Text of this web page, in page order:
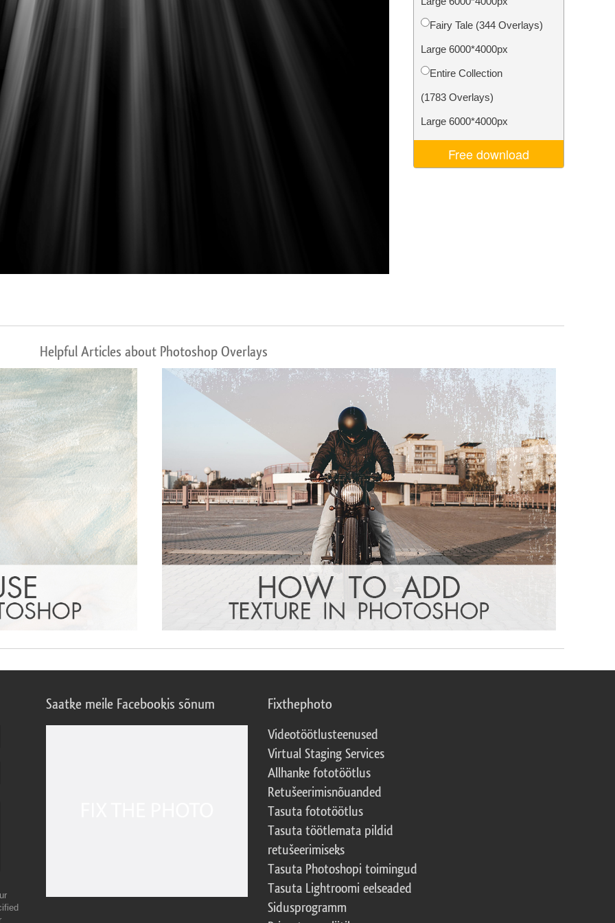
fototöötlus
Fairy Tale (344 Overlays)
Large 6000*4000px
Entire Collection
(1783 Overlays)
Large 6000*4000px
Free download
Helpful Articles about Photoshop Overlays
Saatke meile Facebookis sõnum Fixthephoto
Videotöötlusteenused
Virtual Staging Services
Allhanke fototöötlus
Retušeerimisnõuanded
Tasuta fototöötlus
Tasuta töötlemata pildid
retušeerimiseks
Tasuta Photoshopi toimingud
Tasuta Lightroomi eelseaded
Sidusprogramm